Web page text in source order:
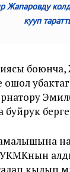
Жапаровду
кууп
боюнча,
ошол
буйрук